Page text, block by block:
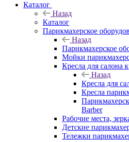
Каталог
Назад
Каталог
Парикмахерское
Назад
Парикмахерское
Мойки
Кресла для салона
Назад
Кресла для
Кресла
Barber
Рабочие места,
Детские
Тележки